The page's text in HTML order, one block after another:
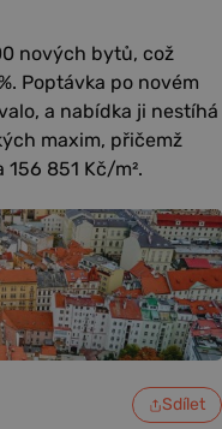
nových bytů, což
Poptávka po novém
a nabídka ji nestíhá
maxim, přičemž
851 Kč/m².
Sdílet